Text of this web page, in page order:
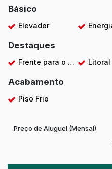
Básico
Elevador
Destaques
Frente para o Mar Litoral
Acabamento
Piso Frio
Preço de Aluguel (Mensal)